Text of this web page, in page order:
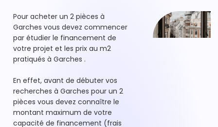
Pour acheter un 2 pièces à
Garches vous devez commencer
par étudier le financement de
votre projet et les prix au m2
pratiqués à Garches .
En effet, avant de débuter vos
recherches à Garches pour un 2
pièces vous devez connaître le
montant maximum de votre
capacité de financement (frais